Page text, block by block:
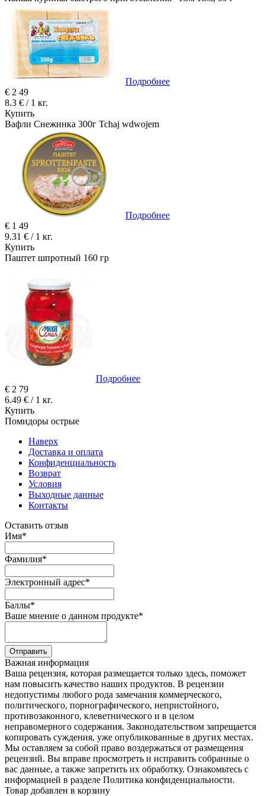
Подробнее
€ 2 49
8.3 € / 1 кг.
Купить
Вафли Снежинка 300г Tchaj wdwojem
Подробнее
€ 1 49
9.31 € / 1 кг.
Купить
Паштет шпротный 160 гр
Подробнее
€ 2 79
6.49 € / 1 кг.
Купить
Помидоры острые
Наверх
Доставка и оплата
Конфиденциальность
Возврат
Условия
Выходные данные
Контакты
Оставить отзыв
Имя*
Фамилия*
Электронный адрес*
Баллы*
Ваше мнение о данном продукте*
Отправить
Важная информация
Ваша рецензия, которая размещается только здесь, поможет
нам повысить качество наших продуктов. В рецензии
недопустимы любого рода замечания коммерческого,
политического, порнографического, непристойного,
противозаконного, клеветнического и в целом
неправомерного содержания. Законодательством запрещается
копировать суждения, уже опубликованные в других местах.
Мы оставляем за собой право воздержаться от размещения
рецензий. Вы вправе просмотреть и исправить собранные о
вас данные, а также запретить их обработку. Ознакомьтесь с
информацией в разделе Политика конфиденциальности.
Товар добавлен в корзину